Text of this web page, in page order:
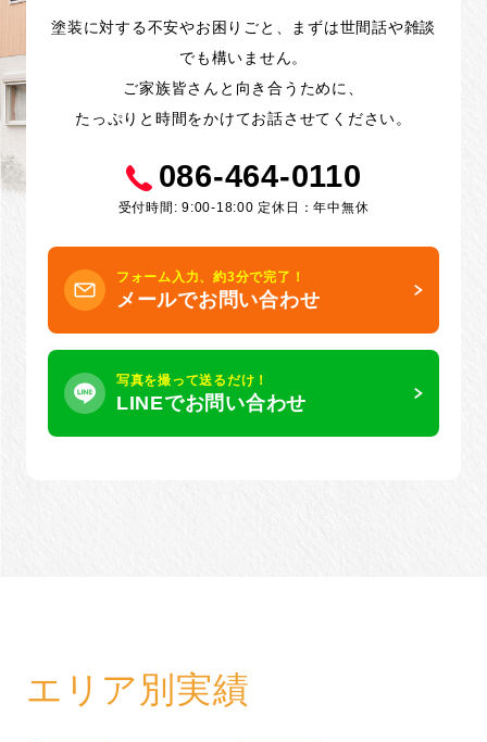
塗装に対する不安やお困りごと、まずは世間話や雑談
でも構いません。
ご家族皆さんと向き合うために、
たっぷりと時間をかけてお話させてください。
086-464-0110
受付時間: 9:00-18:00 定休日：年中無休
フォーム入力、約3分で完了！
メールでお問い合わせ
写真を撮って送るだけ！
LINEでお問い合わせ
エリア別実績